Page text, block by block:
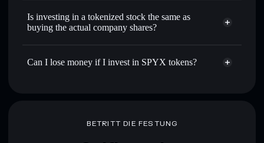
Is investing in a tokenized stock the same as
buying the actual company shares?
Can I lose money if I invest in SPYX tokens?
BETRITT DIE FESTUNG